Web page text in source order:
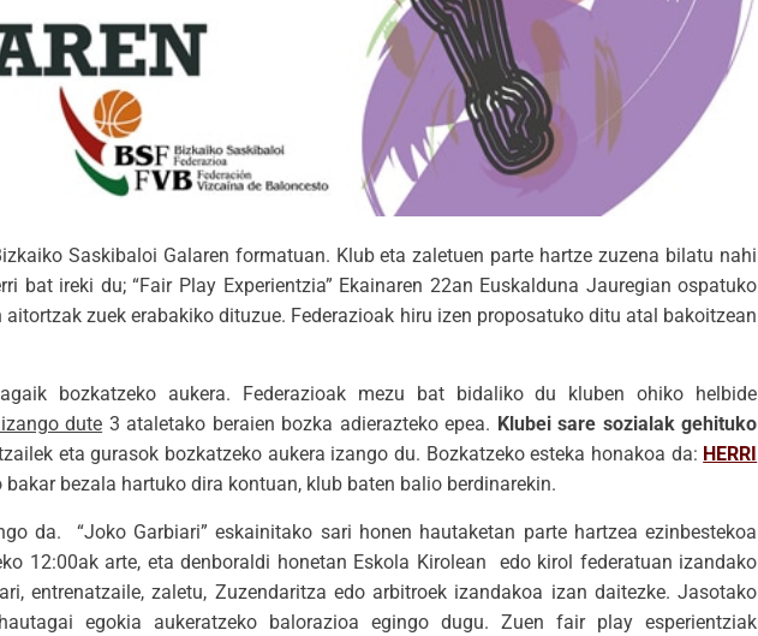
Saskibaloi Galaren formatuan. Klub eta zaletuen parte hartze zuzena bilatu nahi
bat ireki du; “Fair Play Experientzia” Ekainaren 22an Euskalduna Jauregian ospatuko
zuek erabakiko dituzue. Federazioak hiru izen proposatuko ditu atal bakoitzean
bozkatzeko aukera. Federazioak mezu bat bidaliko du kluben ohiko helbide
dute 3 ataletako beraien bozka adierazteko epea. Klubei sare sozialak gehituko
eta gurasok bozkatzeko aukera izango du. Bozkatzeko esteka honakoa da: HERRI
bezala hartuko dira kontuan, klub baten balio berdinarekin.
da. “Joko Garbiari” eskainitako sari honen hautaketan parte hartzea ezinbestekoa
12:00ak arte, eta denboraldi honetan Eskola Kirolean edo kirol federatuan izandako
entrenatzaile, zaletu, Zuzendaritza edo arbitroek izandakoa izan daitezke. Jasotako
egokia aukeratzeko balorazioa egingo dugu. Zuen fair play esperientziak